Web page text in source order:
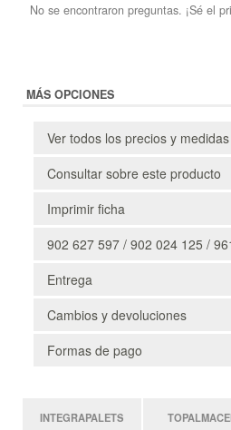
No se encontraron preguntas. ¡Sé el
MÁS OPCIONES
Ver todos los precios y medidas
Consultar sobre este producto
Imprimir ficha
902 627 597 / 902 024 125 /
Entrega
Cambios y devoluciones
Formas de pago
INTEGRAPALETS